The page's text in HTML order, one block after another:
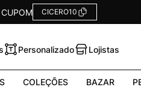
CICERO10
Personalizado Lojistas
COLEÇÕES BAZAR